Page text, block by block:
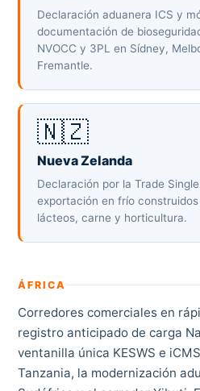
Declaración aduanera ICS y
documentación de
NVOCC y 3PL en Sídney,
Fremantle.
🇳🇿
Nueva Zelanda
Declaración por la Trade
exportación en frío
lácteos, carne y horticultura.
ÁFRICA
Corredores comerciales en
registro anticipado de carga
ventanilla única KESWS e
Tanzania, la modernización